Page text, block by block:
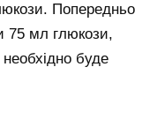
Попередньо
75 мл глюкози,
необхідно буде